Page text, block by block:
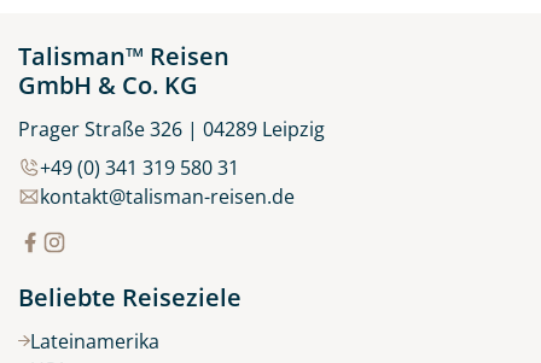
Talisman™ Reisen
GmbH & Co. KG
Prager Straße 326 | 04289 Leipzig
+49 (0) 341 319 580 31
kontakt@talisman-reisen.de
Beliebte Reiseziele
Lateinamerika